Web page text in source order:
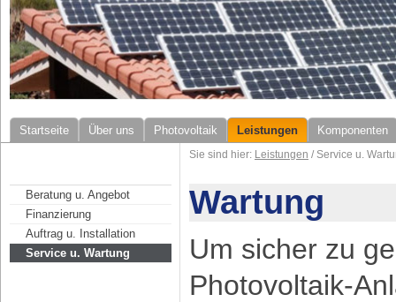
Startseite Über uns Photovoltaik Leistungen Komponenten
Sie sind hier: Leistungen / Service u.
Beratung u. Angebot
Finanzierung
Auftrag u. Installation
Service u. Wartung
Wartung
Um sicher zu
Photovoltaik-